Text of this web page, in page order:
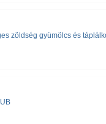
zöldség gyümölcs és